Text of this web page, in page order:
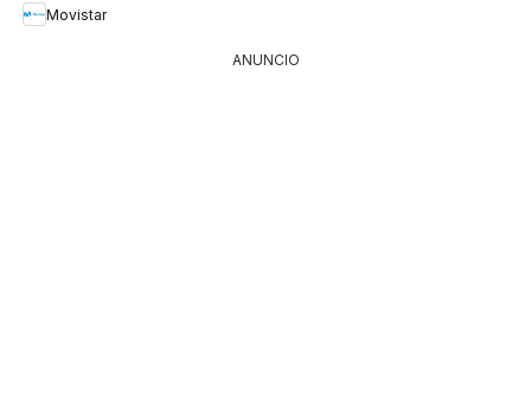
Movistar
ANUNCIO